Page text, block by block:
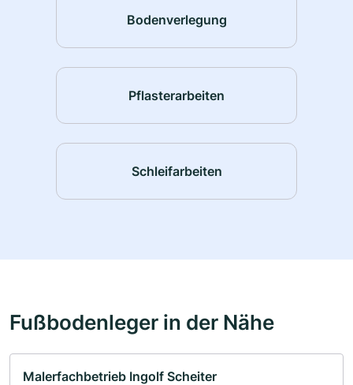
Bodenverlegung
Pflasterarbeiten
Schleifarbeiten
Fußbodenleger in der Nähe
Malerfachbetrieb Ingolf Scheiter